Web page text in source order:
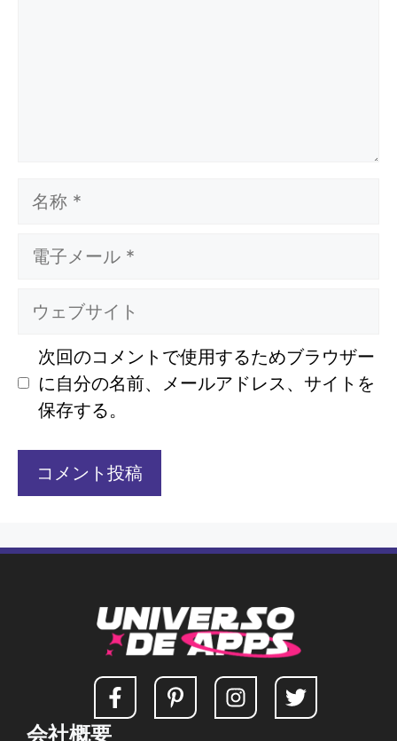
電
サ
次回のコメントで使用するためブラウザー
に自分の名前、メールアドレス、サイトを
保存する。
会社概要